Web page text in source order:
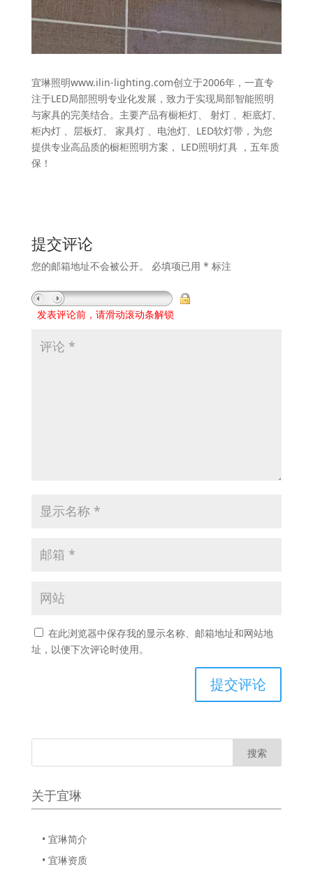
宜琳照明www.ilin-lighting.com创立于2006年，一直专
注于LED局部照明专业化发展，致力于实现局部智能照明
与家具的完美结合。主要产品有橱柜灯、 射灯 、柜底灯、
柜内灯 、层板灯、 家具灯 、电池灯、LED软灯带，为您
提供专业高品质的橱柜照明方案， LED照明灯具 ，五年质
保！
提交评论
您的邮箱地址不会被公开。 必填项已用 * 标注
发表评论前，请滑动滚动条解锁
在此浏览器中保存我的显示名称、邮箱地址和网站地
址，以便下次评论时使用。
关于宜琳
• 宜琳简介
• 宜琳资质